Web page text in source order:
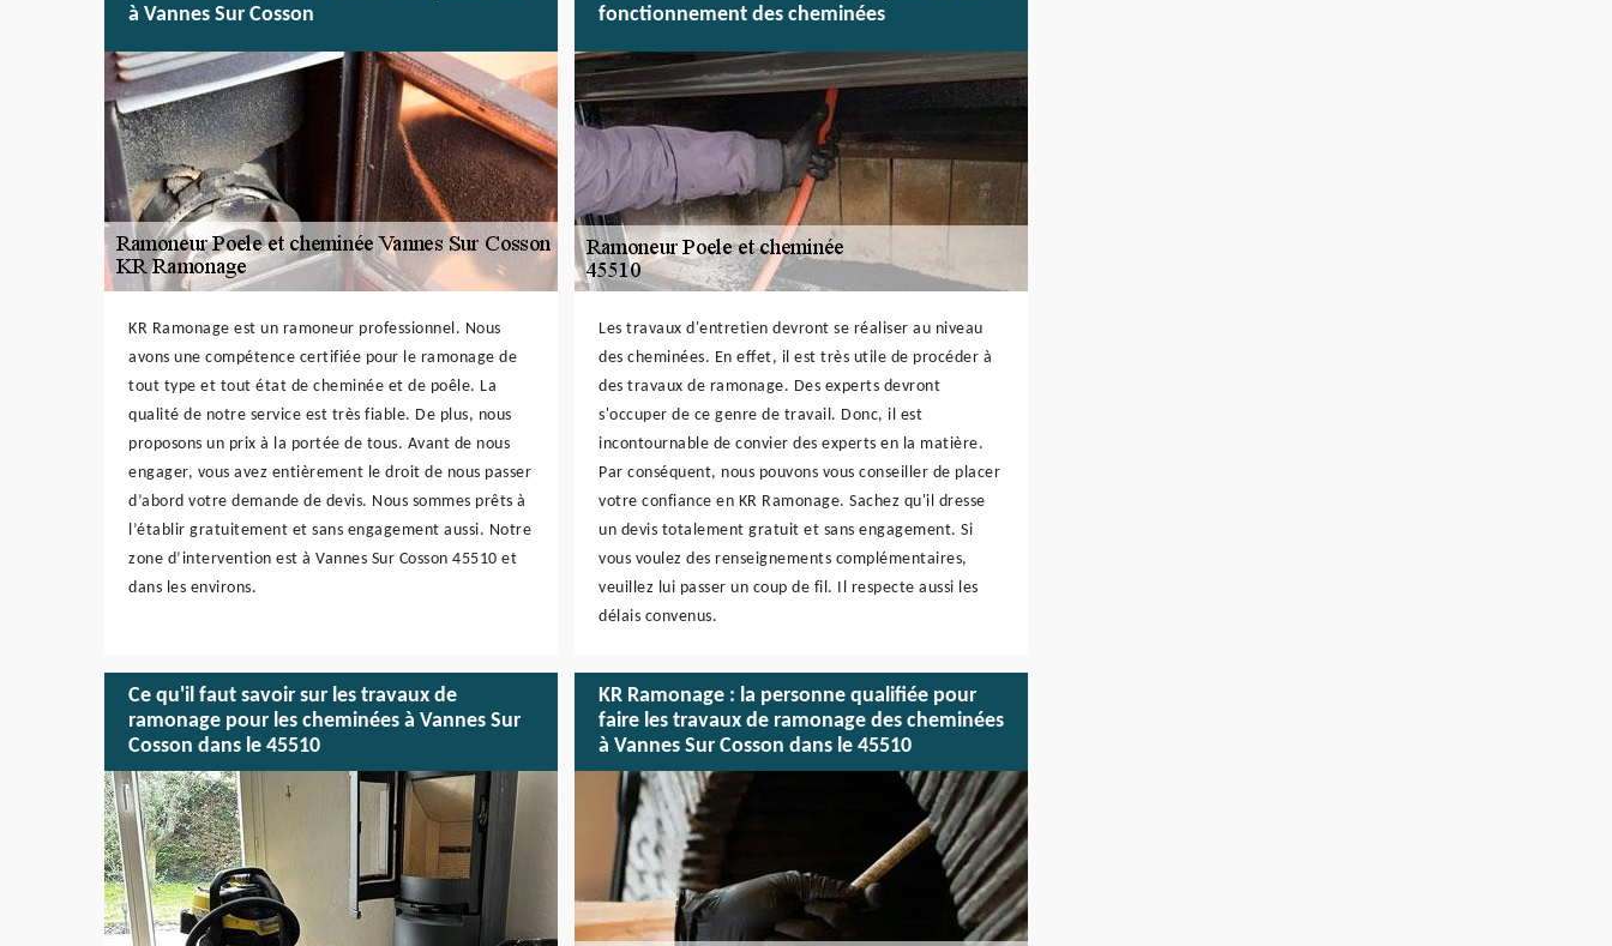
à Vannes Sur Cosson
KR Ramonage est un ramoneur professionnel. Nous
avons une compétence certifiée pour le ramonage de
tout type et tout état de cheminée et de poêle. La
qualité de notre service est très fiable. De plus, nous
proposons un prix à la portée de tous. Avant de nous
engager, vous avez entièrement le droit de nous passer
d’abord votre demande de devis. Nous sommes prêts à
l’établir gratuitement et sans engagement aussi. Notre
zone d’intervention est à Vannes Sur Cosson 45510 et
dans les environs.
fonctionnement des cheminées
Les travaux d'entretien devront se réaliser au niveau
des cheminées. En effet, il est très utile de procéder à
des travaux de ramonage. Des experts devront
s'occuper de ce genre de travail. Donc, il est
incontournable de convier des experts en la matière.
Par conséquent, nous pouvons vous conseiller de placer
votre confiance en KR Ramonage. Sachez qu'il dresse
un devis totalement gratuit et sans engagement. Si
vous voulez des renseignements complémentaires,
veuillez lui passer un coup de fil. Il respecte aussi les
délais convenus.
Ce qu'il faut savoir sur les travaux de
ramonage pour les cheminées à Vannes Sur
Cosson dans le 45510
KR Ramonage : la personne qualifiée pour
faire les travaux de ramonage des cheminées
à Vannes Sur Cosson dans le 45510